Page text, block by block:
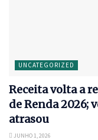
UNCATEGORIZED
Receita volta a
de Renda 2026;
atrasou
JUNHO 1, 2026